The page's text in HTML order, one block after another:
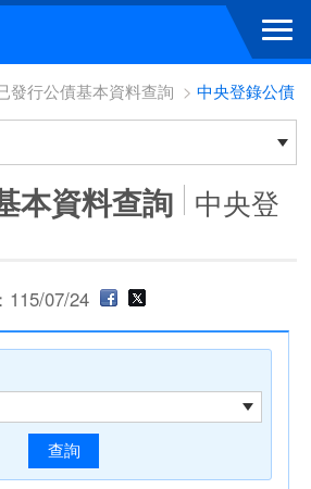
發行公債基本資料查詢 > 中央登錄公債
本資料查詢 中央登
115/07/24